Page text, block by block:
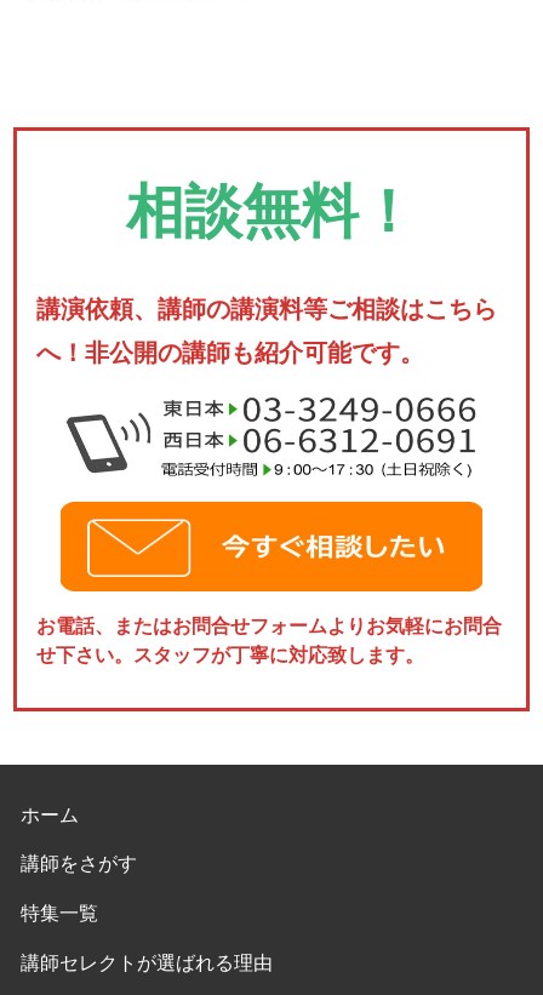
相談無料！
講演依頼、講師の講演料等ご相談はこちら
へ！非公開の講師も紹介可能です。
お電話、またはお問合せフォームよりお気軽にお問合
せ下さい。スタッフが丁寧に対応致します。
ホーム
講師をさがす
特集一覧
講師セレクトが選ばれる理由